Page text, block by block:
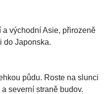
východní Asie, přirozeně
do Japonska.
půdu. Roste na slunci
severní straně budov.